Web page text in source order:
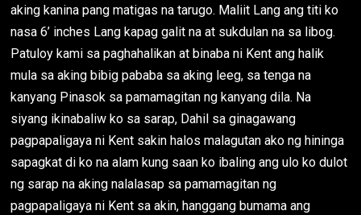
aking kanina pang matigas na tarugo. Maliit Lang ang titi ko
nasa 6’ inches Lang kapag galit na at sukdulan na sa libog.
Patuloy kami sa paghahalikan at binaba ni Kent ang halik
mula sa aking bibig pababa sa aking leeg, sa tenga na
kanyang Pinasok sa pamamagitan ng kanyang dila. Na
siyang ikinabaliw ko sa sarap, Dahil sa ginagawang
pagpapaligaya ni Kent sakin halos malagutan ako ng hininga
sapagkat di ko na alam kung saan ko ibaling ang ulo ko dulot
ng sarap na aking nalalasap sa pamamagitan ng
pagpapaligaya ni Kent sa akin, hanggang bumama ang